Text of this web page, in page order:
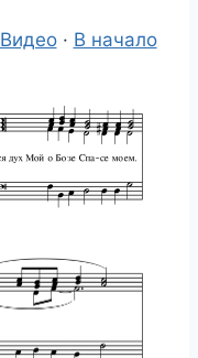
Видео· В начало